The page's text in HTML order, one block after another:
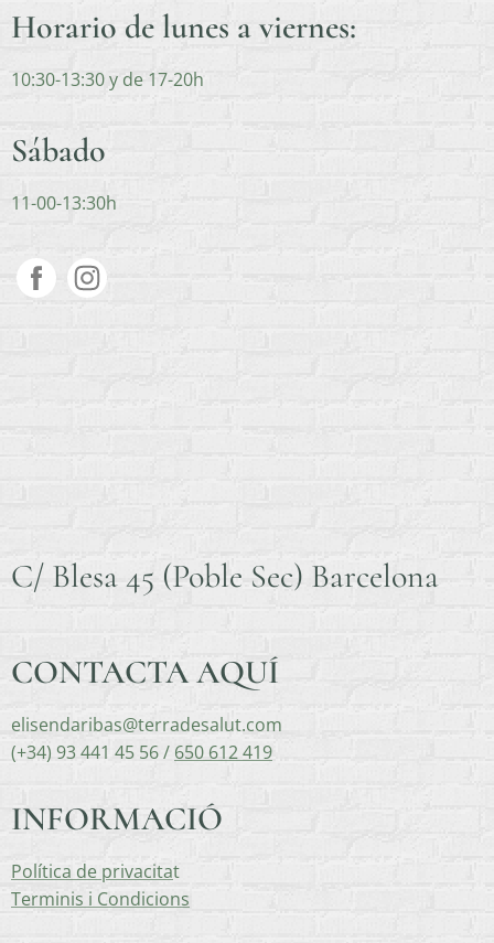
Horario de lunes a viernes:
10:30-13:30 y de 17-20h
Sábado
11-00-13:30h
C/ Blesa 45 (Poble Sec) Barcelona
CONTACTA AQUÍ
elisendaribas@terradesalut.com
(+34) 93 441 45 56 / 650 612 419
INFORMACIÓ
Política de privacitat
Terminis i Condicions